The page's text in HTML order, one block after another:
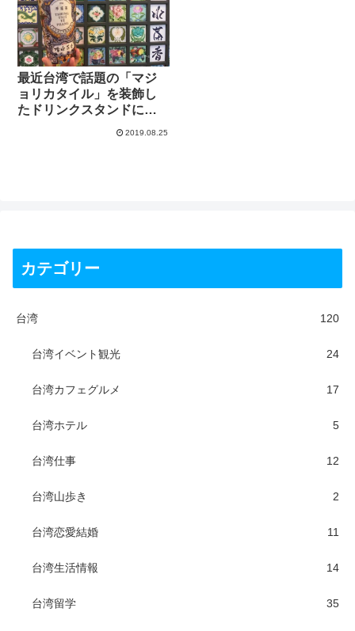
最近台湾で話題の「マジ
ョリカタイル」を装飾し
たドリンクスタンドに行
2019.08.25
カテゴリー
台湾 120
台湾イベント観光 24
台湾カフェグルメ 17
台湾ホテル 5
台湾仕事 12
台湾山歩き 2
台湾恋愛結婚 11
台湾生活情報 14
台湾留学 35